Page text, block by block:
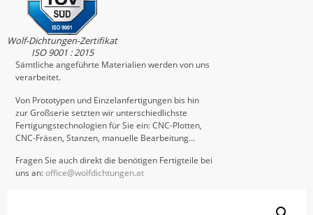
Wolf-Dichtungen-Zertifikat
ISO 9001 : 2015
Sämtliche angeführte Materialien werden von uns
verarbeitet.
Von Prototypen und Einzelanfertigungen bis hin
zur Großserie setzten wir unterschiedlichste
Fertigungstechnologien für Sie ein: CNC-Plotten,
CNC-Fräsen, Stanzen, manuelle Bearbeitung…
Fragen Sie auch direkt die benötigen Fertigteile bei
uns an:office@wolfdichtungen.at